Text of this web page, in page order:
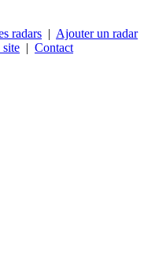
radars | Ajouter un radar
site | Contact